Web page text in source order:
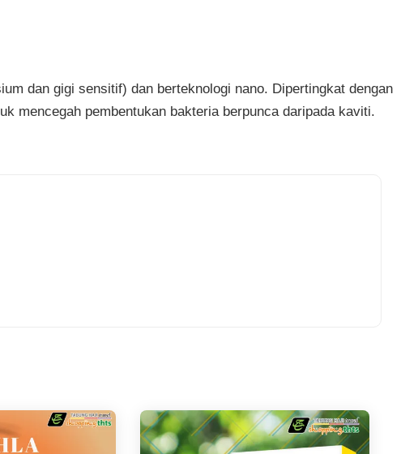
dan gigi sensitif) dan berteknologi nano. Dipertingkat dengan
mencegah pembentukan bakteria berpunca daripada kaviti.